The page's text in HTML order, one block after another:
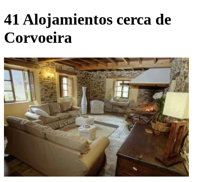
41 Alojamientos cerca de
Corvoeira